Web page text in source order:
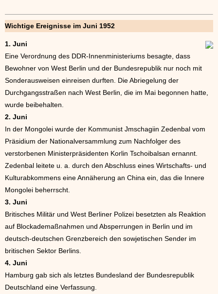
Wichtige Ereignisse im Juni 1952
1. Juni
Eine Verordnung des DDR-Innenministeriums besagte, dass
Bewohner von West Berlin und der Bundesrepublik nur noch mit
Sonderausweisen einreisen durften. Die Abriegelung der
Durchgangsstraßen nach West Berlin, die im Mai begonnen hatte,
wurde beibehalten.
2. Juni
In der Mongolei wurde der Kommunist Jmschagiin Zedenbal vom
Präsidium der Nationalversammlung zum Nachfolger des
verstorbenen Ministerpräsidenten Korlin Tschoibalsan ernannt.
Zedenbal leitete u. a. durch den Abschluss eines Wirtschafts- und
Kulturabkommens eine Annäherung an China ein, das die Innere
Mongolei beherrscht.
3. Juni
Britisches Militär und West Berliner Polizei besetzten als Reaktion
auf Blockademaßnahmen und Absperrungen in Berlin und im
deutsch-deutschen Grenzbereich den sowjetischen Sender im
britischen Sektor Berlins.
4. Juni
Hamburg gab sich als letztes Bundesland der Bundesrepublik
Deutschland eine Verfassung.